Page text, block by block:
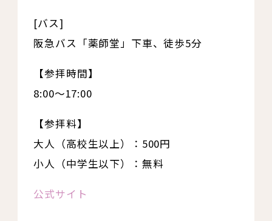
[バス]
阪急バス「薬師堂」下車、徒歩5分
【参拝時間】
8:00～17:00
【参拝料】
大人（高校生以上）：500円
小人（中学生以下）：無料
公式サイト